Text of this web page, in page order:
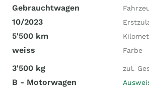
Gebrauchtwagen
10/2023
5'500 km
weiss Farbe
3'500 kg zul.
B - Motorwagen